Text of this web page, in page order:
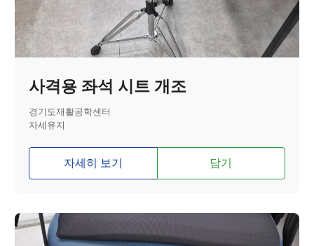
사격용 좌석 시트 개조
경기도재활공학센터
자세유지
자세히 보기 담기